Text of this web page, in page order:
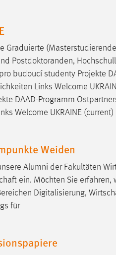
Graduierte
Postdoktoranden,
budoucí studenty Projekte
Links Welcome
DAAD-Programm
Welcome UKRAINE (current)
Weiden
Alumni der Fakultäten
ein. Möchten Sie erfahren,
Digitalisierung,
für
13 Monate
Besucher über Websites
Tracking